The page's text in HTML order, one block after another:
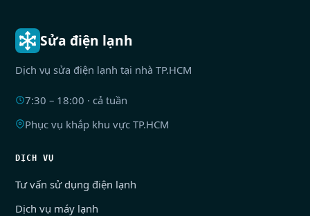
Sửa điện lạnh
Dịch vụ sửa điện lạnh tại nhà TP.HCM
7:30 – 18:00 · cả tuần
Phục vụ khắp khu vực TP.HCM
DỊCH VỤ
Tư vấn sử dụng điện lạnh
Dịch vụ máy lạnh